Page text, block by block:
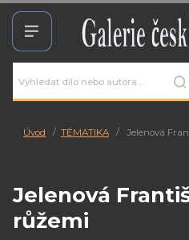
Úvod TÉMATIKA Jelenová
Jelenová
růžemi